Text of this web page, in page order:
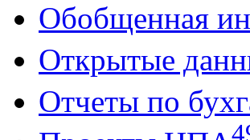
Обобщенная
Открытые
Отчеты по